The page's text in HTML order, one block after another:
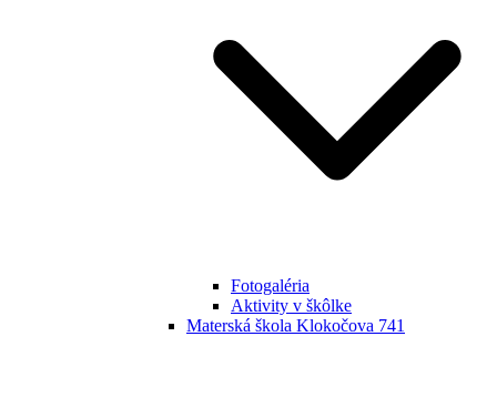
Fotogaléria
Aktivity v škôlke
Materská škola Klokočova 741